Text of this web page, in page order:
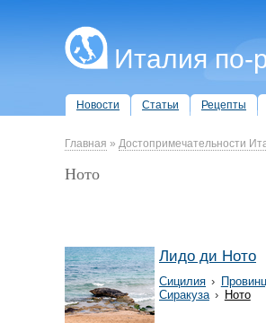
Италия по-
Новости Статьи Рецепты
Главная » Достопримечательности
Ното
Лидо ди Ното
Сицилия ›
Сиракуза › Ното